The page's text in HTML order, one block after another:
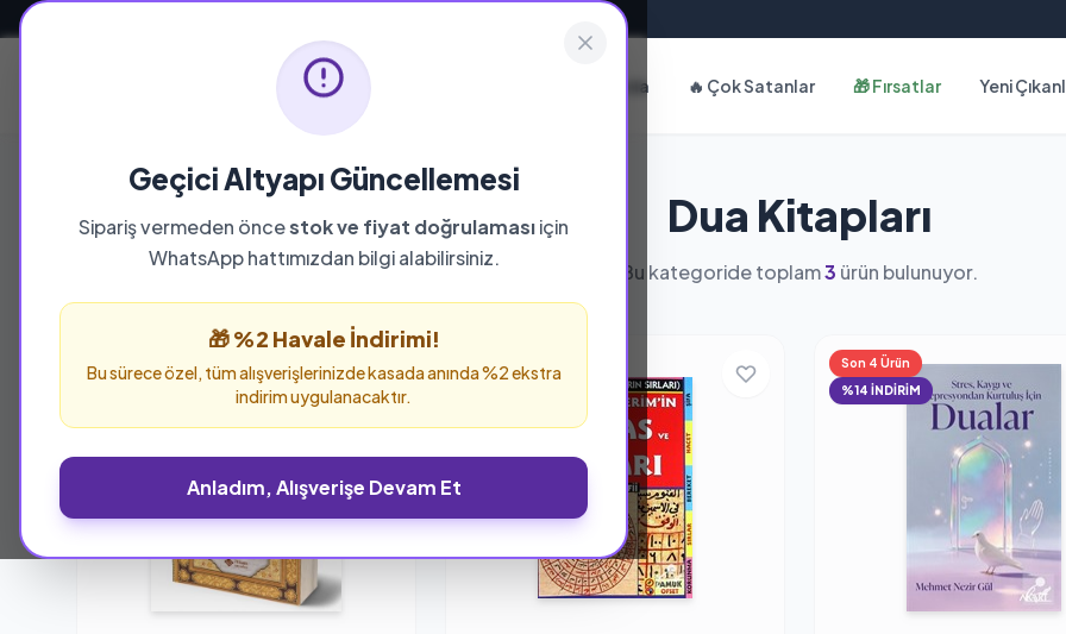
Geçici Altyapı Güncellemesi
Sipariş vermeden öncestok ve fiyat doğrulamasıiçin
WhatsApp hattımızdan bilgi alabilirsiniz.
🎁 %2 Havale İndirimi!
Bu sürece özel, tüm alışverişlerinizde kasada anında %2 ekstra
indirim uygulanacaktır.
Anladım, Alışverişe Devam Et
Hakkımızda 🔥 Çok Satanlar 🎁 Fırsatlar Yeni
Dua Kitapları
Bu kategoride toplam3 ürün bulunuyor.
Son 4 Ürün
%14 İNDİRİM